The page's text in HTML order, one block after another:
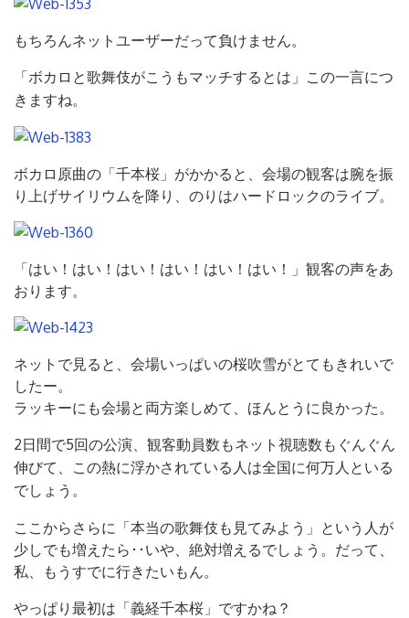
もちろんネットユーザーだって負けません。
「ボカロと歌舞伎がこうもマッチするとは」 この一言につ
きますね。
ボカロ原曲の「千本桜」がかかると、会場の観客は腕を振
り上げサイリウムを降り、のりはハードロックのライブ。
「はい！はい！はい！はい！はい！はい！」観客の声をあ
おります。
ネットで見ると、会場いっぱいの桜吹雪がとてもきれいで
したー。
ラッキーにも会場と両方楽しめて、ほんとうに良かった。
2日間で5回の公演、観客動員数もネット視聴数もぐんぐん
伸びて、この熱に浮かされている人は全国に何万人といる
でしょう。
ここからさらに「本当の歌舞伎も見てみよう」という人が
少しでも増えたら･･いや、絶対増えるでしょう。だって、
私、もうすでに行きたいもん。
やっぱり最初は「義経千本桜」ですかね？